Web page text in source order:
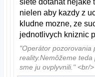
siete dotahat nejake
nielen aby kazdy z
kludne mozne, ze
jednotlivych kniznic
"Operátor pozorovania
reality.Nemôžeme
sme ju ovplyvnili." <br/>